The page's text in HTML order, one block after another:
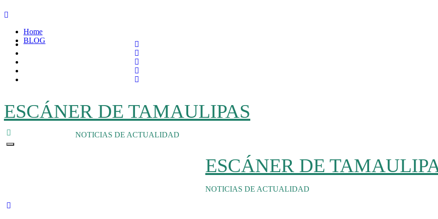
Ir
contenidoHome
BLOG
ESCÁNER DE TAMAULIPAS
NOTICIAS DE ACTUALIDAD
ESCÁNER DE
NOTICIAS DE ACTUALIDAD